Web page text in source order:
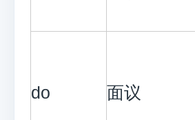
do 面议